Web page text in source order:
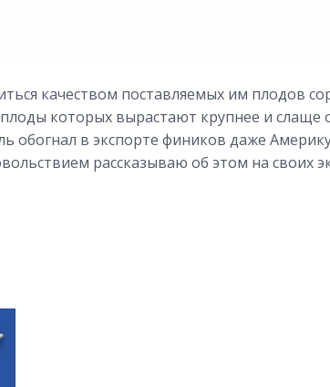
качеством поставляемых им плодов
которых вырастают крупнее и слаще
обогнал в экспорте фиников даже
рассказываю об этом на своих